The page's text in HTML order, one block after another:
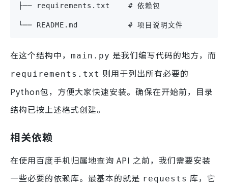
├── requirements.txt    # 依赖包
└── README.md           # 项目说明文件
在这个结构中， main.py 是我们编写代码的地方，而
requirements.txt 则用于列出所有必要的
Python包，方便大家快速安装。确保在开始前，目录
结构已按上述格式创建。
相关依赖
在使用百度手机归属地查询 API 之前，我们需要安装
一些必要的依赖库。最基本的就是 requests 库，它